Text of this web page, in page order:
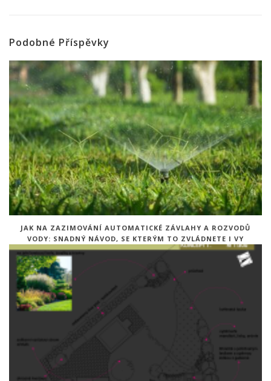
Podobné Příspěvky
JAK NA ZAZIMOVÁNÍ AUTOMATICKÉ ZÁVLAHY A ROZVODŮ
VODY: SNADNÝ NÁVOD, SE KTERÝM TO ZVLÁDNETE I VY